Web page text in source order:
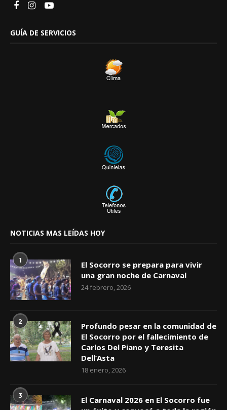
GUÍA DE SERVICIOS
NOTICIAS MAS LEÍDAS HOY
1
El Socorro se prepara para vivir
una gran noche de Carnaval
24 febrero, 2026
2
Profundo pesar en la comunidad de
El Socorro por el fallecimiento de
Carlos Del Piano y Teresita
Dell’Asta
18 enero, 2026
3
El Carnaval 2026 en El Socorro fue